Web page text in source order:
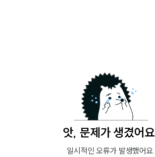
앗, 문제가 생겼어
일시적인 오류가 발생했어요.